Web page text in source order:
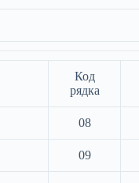
Код
рядка
08
09